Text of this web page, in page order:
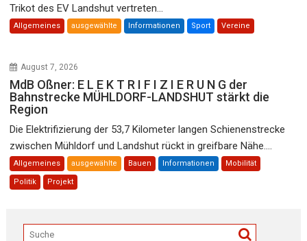
Trikot des EV Landshut vertreten...
Allgemeines ausgewählte Informationen Sport Vereine
August 7, 2026
MdB Oßner: E L E K T R I F I Z I E R U N G der
Bahnstrecke MÜHLDORF-LANDSHUT stärkt die
Region
Die Elektrifizierung der 53,7 Kilometer langen Schienenstrecke
zwischen Mühldorf und Landshut rückt in greifbare Nähe....
Allgemeines ausgewählte Bauen Informationen Mobilität
Politik Projekt